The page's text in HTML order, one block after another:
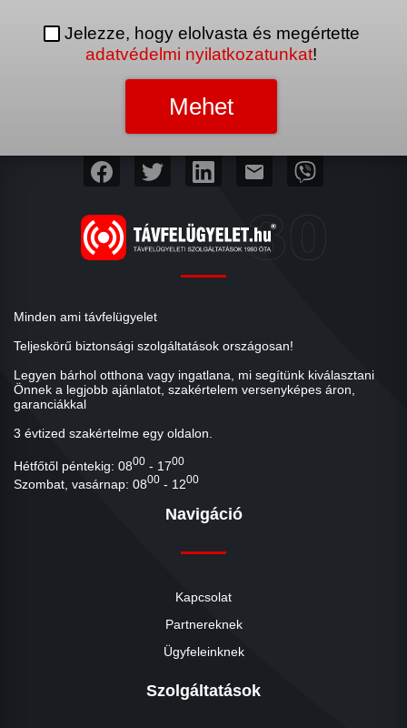
Jelezze, hogy elolvasta és megértette
adatvédelmi nyilatkozatunkat!
mail
Minden ami távfelügyelet
Teljeskörű biztonsági szolgáltatások országosan!
Legyen bárhol otthona vagy ingatlana, mi segítünk kiválasztani
Önnek a legjobb ajánlatot, szakértelem versenyképes áron,
garanciákkal
3 évtized szakértelme egy oldalon.
Hétfőtől péntekig: 0800 - 1700
Szombat, vasárnap: 0800 - 1200
Navigáció
Kapcsolat
Partnereknek
Ügyfeleinknek
Szolgáltatások